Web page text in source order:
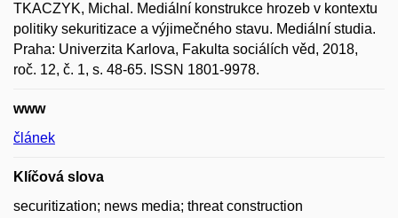
TKACZYK, Michal. Mediální konstrukce hrozeb v kontextu
politiky sekuritizace a výjimečného stavu. Mediální studia.
Praha: Univerzita Karlova, Fakulta sociálích věd, 2018,
roč. 12, č. 1, s. 48-65. ISSN 1801-9978.
www
článek
Klíčová slova
securitization; news media; threat construction